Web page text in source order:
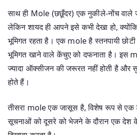
साथ ही Mole (छछूँदर) एक नुकीले-नोंच वाले
लेकिन शायद ही आपने इसे कभी देखा हो,
भूमिगत रहता है। एक mole है स्तनपायी
भूमिगत खाने वाले केंचुए को दफनाता है। इस
ज्यादा ऑक्सीजन की जरूरत नहीं होती है
होते हैं।
तीसरा mole एक जासूस है, विशेष रूप से एक
सूचनाओं को दूसरे को भेजने के दौरान एक देश